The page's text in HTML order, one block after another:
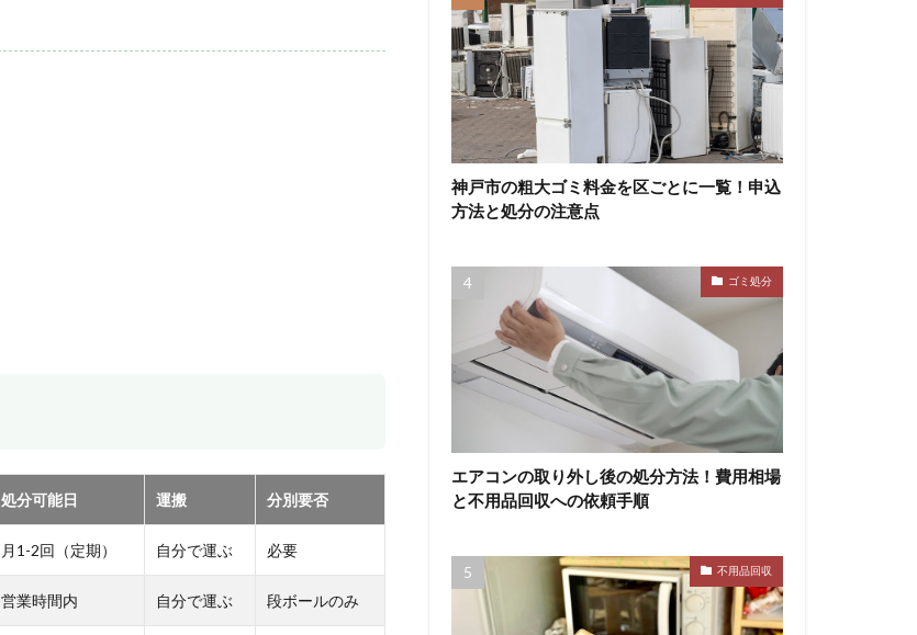
処分可能日 運搬 分別要否
月1-2回（定期） 自分で運ぶ 必要
営業時間内 自分で運ぶ 段ボールのみ
神戸市の粗大ゴミ料金を区ごとに一覧！申込
方法と処分の注意点
ゴミ処分
エアコンの取り外し後の処分方法！費用相場
と不用品回収への依頼手順
不用品回収